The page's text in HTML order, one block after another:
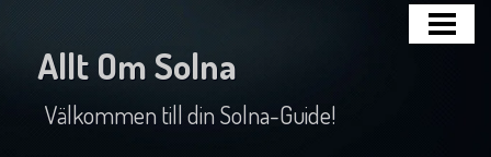
NÄRINGSLIV
HISTORIA
Allt Om Solna
Välkommen till din Solna-Guide!